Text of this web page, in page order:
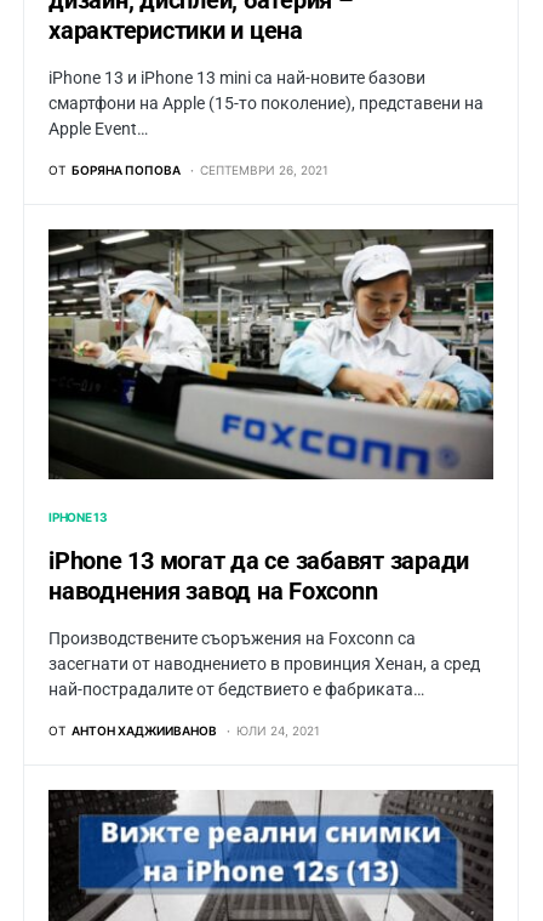
характеристики и цена
iPhone 13 и iPhone 13 mini са най-новите базови
смартфони на Apple (15-то поколение), представени на
Apple Event…
ОТ БОРЯНА ПОПОВА СЕПТЕМВРИ 26, 2021
IPHONE 13
iPhone 13 могат да се забавят заради
наводнения завод на Foxconn
Производствените съоръжения на Foxconn са
засегнати от наводнението в провинция Хенан, а сред
най-пострадалите от бедствието е фабриката…
ОТ АНТОН ХАДЖИИВАНОВ ЮЛИ 24, 2021